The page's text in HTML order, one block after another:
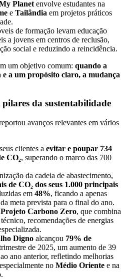
Planet envolve estudantes na
e Tailândia em projetos práticos
de formação levam educação
a jovens em centros de reclusão,
social e reduzindo a reincidência.
um objetivo comum: quando a
e a um propósito claro, a mudança
da sustentabilidade
avanços relevantes em vários
clientes a evitar e poupar 734
CO₂, superando o marco das 700
da cadeia de abastecimento,
de CO₂ dos seus 1.000 principais
em 48%, ficando a apenas
meta prevista para o final do ano.
Projeto Carbono Zero, que combina
recomendações de energias
Digno alcançou 79% de
de 2025, um aumento de 39
ano anterior, refletindo melhorias
no Médio Oriente e na
.